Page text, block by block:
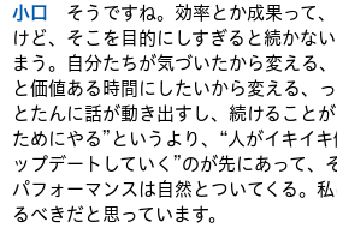
小口 そうですね。効率とか成果って
けど、そこを目的にしすぎると続かな
まう。自分たちが気づいたから変える
と価値ある時間にしたいから変える、
とたんに話が動き出すし、続けること
ためにやる”というより、“人がイキイ
ップデートしていく”のが先にあって、
パフォーマンスは自然とついてくる。
るべきだと思っています。